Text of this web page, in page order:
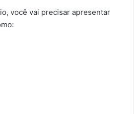
você vai precisar apresentar